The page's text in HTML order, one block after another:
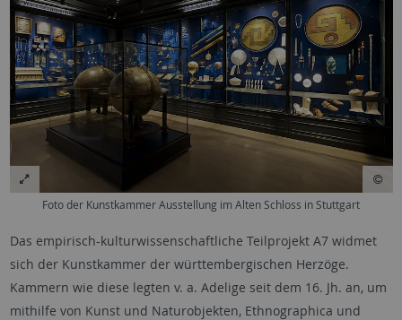
Foto der Kunstkammer Ausstellung im Alten Schloss in Stuttgart
Das empirisch-kulturwissenschaftliche Teilprojekt A7 widmet
sich der Kunstkammer der württembergischen Herzöge.
Kammern wie diese legten v. a. Adelige seit dem 16. Jh. an, um
mithilfe von Kunst und Naturobjekten, Ethnographica und